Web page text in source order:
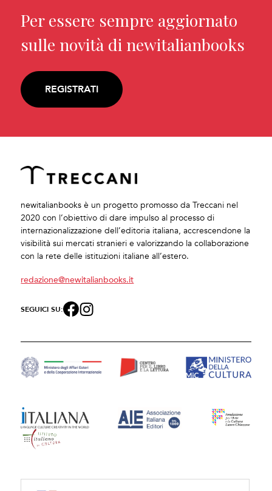
Per essere sempre aggiornato
sulle novità di newitalianbooks
REGISTRATI
newitalianbooks è un progetto promosso da Treccani nel
2020 con l’obiettivo di dare impulso al processo di
internazionalizzazione dell’editoria italiana, accrescendone la
visibilità sui mercati stranieri e valorizzando la collaborazione
con la rete delle istituzioni italiane all’estero.
redazione@newitalianbooks.it
SEGUICI SU: